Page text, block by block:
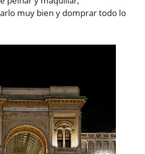
muy bien y domprar todo lo